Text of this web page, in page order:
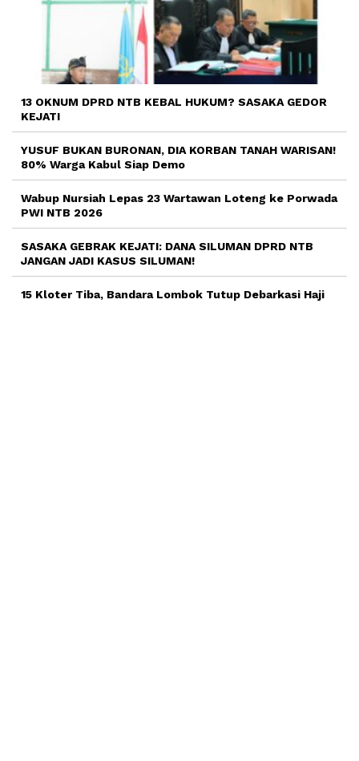
13 OKNUM DPRD NTB KEBAL HUKUM? SASAKA GEDOR
KEJATI
YUSUF BUKAN BURONAN, DIA KORBAN TANAH WARISAN!
80% Warga Kabul Siap Demo
Wabup Nursiah Lepas 23 Wartawan Loteng ke Porwada
PWI NTB 2026
SASAKA GEBRAK KEJATI: DANA SILUMAN DPRD NTB
JANGAN JADI KASUS SILUMAN!
15 Kloter Tiba, Bandara Lombok Tutup Debarkasi Haji